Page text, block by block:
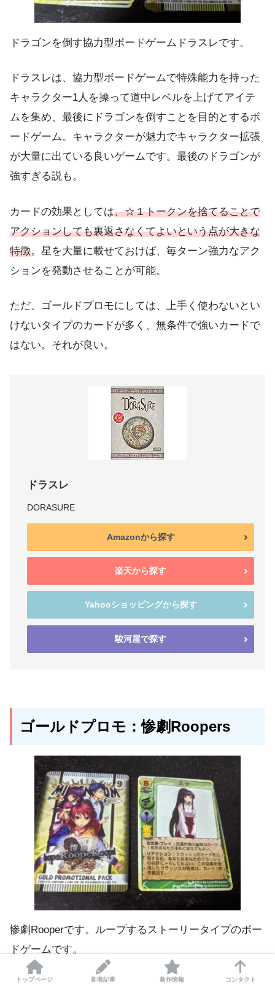
ドラゴンを倒す協力型ボードゲームドラスレです。
ドラスレは、協力型ボードゲームで特殊能力を持った
キャラクター1人を操って道中レベルを上げてアイテ
ムを集め、最後にドラゴンを倒すことを目的とするボ
ードゲーム。キャラクターが魅力でキャラクター拡張
が大量に出ている良いゲームです。最後のドラゴンが
強すぎる説も。
カードの効果としては、☆１トークンを捨てることで
アクションしても裏返さなくてよいという点が大きな
特徴。星を大量に載せておけば、毎ターン強力なアク
ションを発動させることが可能。
ただ、ゴールドプロモにしては、上手く使わないとい
けないタイプのカードが多く、無条件で強いカードで
はない。それが良い。
ドラスレ
DORASURE
Amazonから探す
楽天から探す
Yahooショッピングから探す
駿河屋で探す
ゴールドプロモ：惨劇Roopers
惨劇Rooperです。ループするストーリータイプのボー
ドゲームです。
カードの効果としては市場のカードを手札に加える
トップページ 新着記事 新作情報 コンタクト